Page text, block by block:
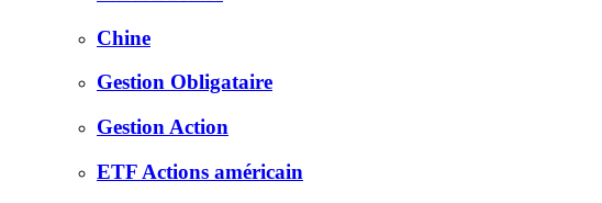
Chine
Gestion Obligataire
Gestion Action
ETF Actions américain